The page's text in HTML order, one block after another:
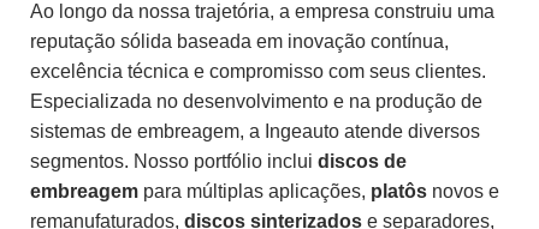
Ao longo da nossa trajetória, a empresa construiu uma
reputação sólida baseada em inovação contínua,
excelência técnica e compromisso com seus clientes.
Especializada no desenvolvimento e na produção de
sistemas de embreagem, a Ingeauto atende diversos
segmentos. Nosso portfólio inclui discos de
embreagem para múltiplas aplicações, platôs novos e
remanufaturados, discos sinterizados e separadores,